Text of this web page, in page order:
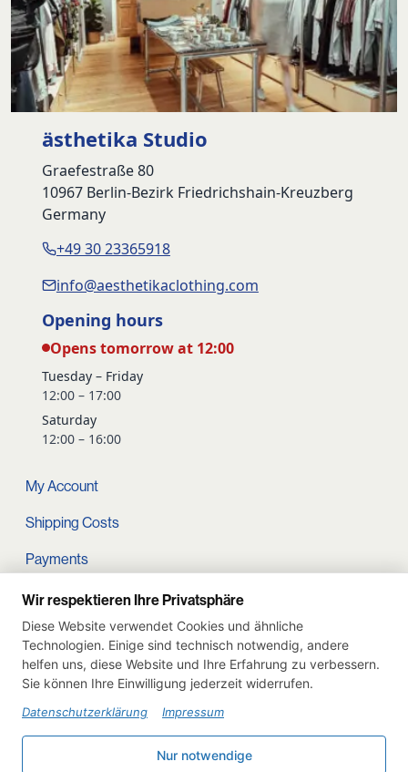
ästhetika Studio
Graefestraße 80
10967 Berlin-Bezirk Friedrichshain-Kreuzberg
Germany
+49 30 23365918
info@aesthetikaclothing.com
Opening hours
Opens tomorrow at 12:00
Tuesday – Friday
12:00 – 17:00
Saturday
12:00 – 16:00
My Account
Shipping Costs
Payments
Terms and conditions
Cart
Privacy Policy
Imprint
Instagram
Wir respektieren Ihre Privatsphäre
Diese Website verwendet Cookies und ähnliche
Technologien. Einige sind technisch notwendig, andere
helfen uns, diese Website und Ihre Erfahrung zu verbessern.
Sie können Ihre Einwilligung jederzeit widerrufen.
Datenschutzerklärung Impressum
Nur notwendige